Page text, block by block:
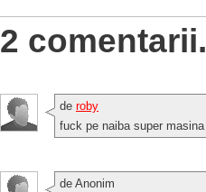
2 comentarii.
de roby
fuck pe naiba super masina
de Anonim